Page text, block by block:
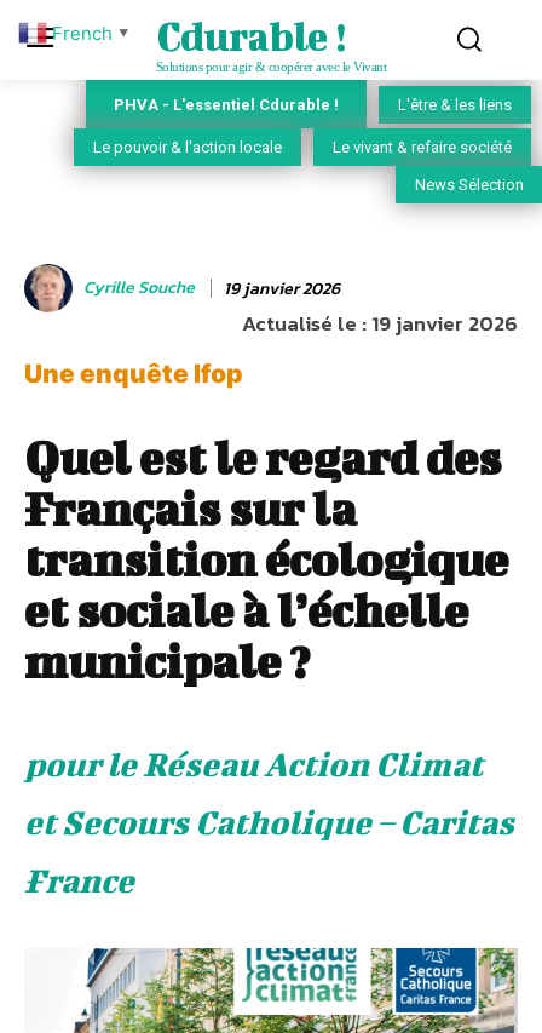
Cdurable !
Solutions pour agir & coopérer avec le Vivant
PHVA - L'essentiel Cdurable ! L'être & les liens
Le pouvoir & l'action locale Le vivant & refaire société
News Sélection
Cyrille Souche 19 janvier 2026
Actualisé le :19 janvier 2026
Une enquête Ifop
Quel est le regard des
Français sur la
transition écologique
et sociale à l’échelle
municipale ?
pour le Réseau Action Climat
et Secours Catholique – Caritas
France
French ▼